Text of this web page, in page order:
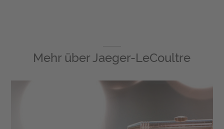
Mehr überJaeger-LeCoultre